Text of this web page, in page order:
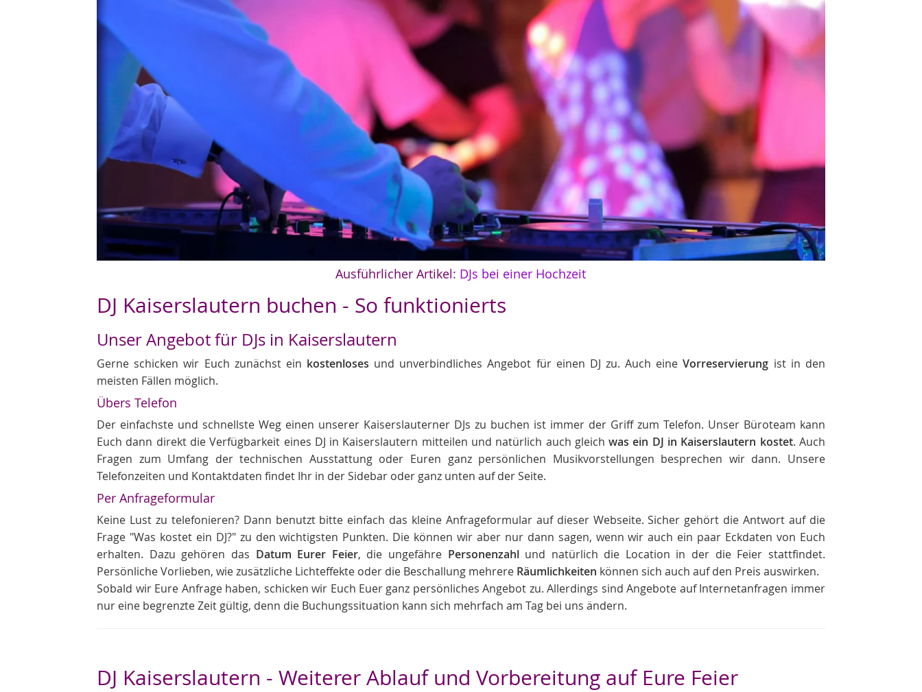
Ausführlicher Artikel: DJs bei einer Hochzeit
DJ Kaiserslautern buchen - So funktionierts
Unser Angebot für DJs in Kaiserslautern
Gerne schicken wir Euch zunächst ein kostenloses und unverbindliches Angebot für einen DJ zu. Auch eineVorreservierung ist in den
meisten Fällen möglich.
Übers Telefon
Der einfachste und schnellste Weg einen unserer Kaiserslauterner DJs zu buchen ist immer der Griff zum Telefon. Unser Büroteam kann
Euch dann direkt die Verfügbarkeit eines DJ in Kaiserslautern mitteilen und natürlich auch gleichwas ein DJ in Kaiserslautern kostet. Auch
Fragen zum Umfang der technischen Ausstattung oder Euren ganz persönlichen Musikvorstellungen besprechen wir dann. Unsere
Telefonzeiten und Kontaktdaten findet Ihr in der Sidebar oder ganz unten auf der Seite.
Per Anfrageformular
Keine Lust zu telefonieren? Dann benutzt bitte einfach das kleine Anfrageformular auf dieser Webseite. Sicher gehört die Antwort auf die
Frage "Was kostet ein DJ?" zu den wichtigsten Punkten. Die können wir aber nur dann sagen, wenn wir auch ein paar Eckdaten von Euch
erhalten. Dazu gehören das Datum Eurer Feier, die ungefähre Personenzahlund natürlich die Location in der die Feier stattfindet.
Persönliche Vorlieben, wie zusätzliche Lichteffekte oder die Beschallung mehrere Räumlichkeiten können sich auch auf den Preis auswirken.
Sobald wir Eure Anfrage haben, schicken wir Euch Euer ganz persönliches Angebot zu. Allerdings sind Angebote auf Internetanfragen immer
nur eine begrenzte Zeit gültig, denn die Buchungssituation kann sich mehrfach am Tag bei uns ändern.
DJ Kaiserslautern - Weiterer Ablauf und Vorbereitung auf Eure Feier